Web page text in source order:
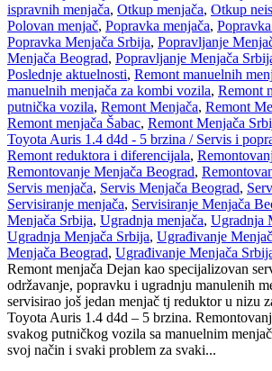
ispravnih menjača, Otkup menjača, Otkup
Polovan menjač, Popravka menjača,
Popravka Menjača Srbija, Popravljanje
Menjača Beograd, Popravljanje Menjača
Poslednje aktuelnosti, Remont manuelnih
manuelnih menjača za kombi vozila, Remont
putnička vozila, Remont Menjača, Remont
Remont menjača Šabac, Remont Menjača
Toyota Auris 1.4 d4d - 5 brzina / Servis i
Remont reduktora i diferencijala,
Remontovanje Menjača Beograd,
Servis menjača, Servis Menjača Beograd,
Servisiranje menjača, Servisiranje Menjača
Menjača Srbija, Ugradnja menjača, Ugradnja
Ugradnja Menjača Srbija, Ugrađivanje
Menjača Beograd, Ugrađivanje Menjača
Remont menjača Dejan kao specijalizovan
održavanje, popravku i ugradnju manulenih
servisirao još jedan menjač tj reduktor u nizu
Toyota Auris 1.4 d4d – 5 brzina.
svakog putničkog vozila sa manuelnim
svoj način i svaki problem za svaki...